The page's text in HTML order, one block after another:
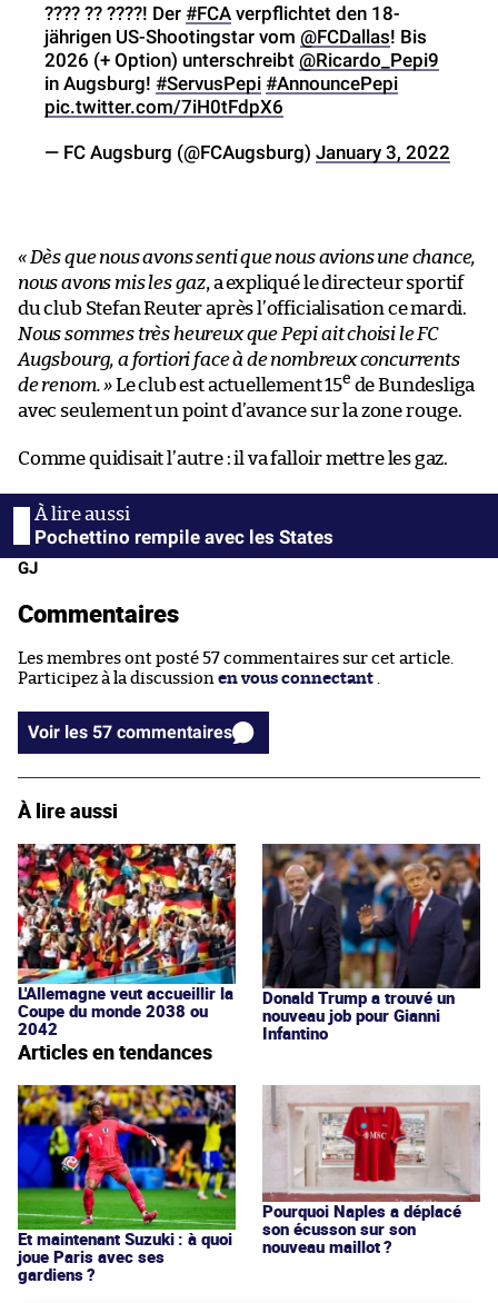
???? ?? ????! Der #FCA verpflichtet den 18-
jährigen US-Shootingstar vom @FCDallas! Bis
2026 (+ Option) unterschreibt @Ricardo_Pepi9
in Augsburg! #ServusPepi #AnnouncePepi
pic.twitter.com/7iH0tFdpX6
— FC Augsburg (@FCAugsburg) January 3, 2022
« Dès que nous avons senti que nous avions une chance,
nous avons mis les gaz, a expliqué le directeur sportif
du club Stefan Reuter après l’officialisation ce mardi.
Nous sommes très heureux que Pepi ait choisi le FC
Augsbourg, a fortiori face à de nombreux concurrents
de renom. »Le club est actuellement 15e de Bundesliga
avec seulement un point d’avance sur la zone rouge.
Comme quidisait l’autre : il va falloir mettre les gaz.
Pochettino rempile avec les States
GJ
Commentaires
Les membres ont posté 57 commentaires sur cet article.
Participez à la discussion en vous connectant
Voir les 57 commentaires
À lire aussi
L'Allemagne veut accueillir la
Coupe du monde 2038 ou
2042
Donald Trump a trouvé un
nouveau job pour Gianni
Infantino
Articles en tendances
Et maintenant Suzuki : à quoi
joue Paris avec ses
gardiens ?
Pourquoi Naples a déplacé
son écusson sur son
nouveau maillot ?